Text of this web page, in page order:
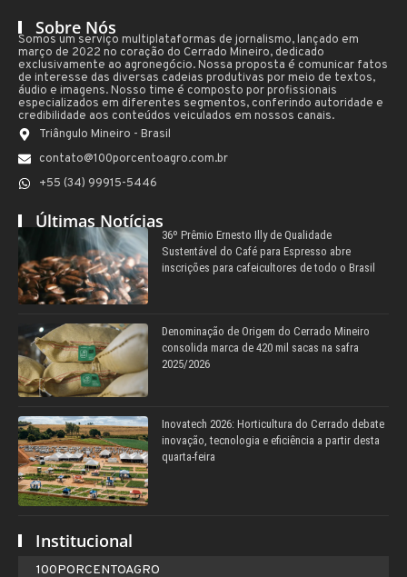
Sobre Nós
Somos um serviço multiplataformas de jornalismo, lançado em
março de 2022 no coração do Cerrado Mineiro, dedicado
exclusivamente ao agronegócio. Nossa proposta é comunicar fatos
de interesse das diversas cadeias produtivas por meio de textos,
áudio e imagens. Nosso time é composto por profissionais
especializados em diferentes segmentos, conferindo autoridade e
credibilidade aos conteúdos veiculados em nossos canais.
Triângulo Mineiro - Brasil
contato@100porcentoagro.com.br
+55 (34) 99915-5446
Últimas Notícias
36º Prêmio Ernesto Illy de Qualidade
Sustentável do Café para Espresso abre
inscrições para cafeicultores de todo o Brasil
Denominação de Origem do Cerrado Mineiro
consolida marca de 420 mil sacas na safra
2025/2026
Inovatech 2026: Horticultura do Cerrado debate
inovação, tecnologia e eficiência a partir desta
quarta-feira
Institucional
100PORCENTOAGRO